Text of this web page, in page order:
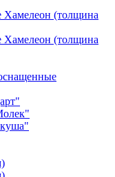
Хамелеон (толщина
Хамелеон (толщина